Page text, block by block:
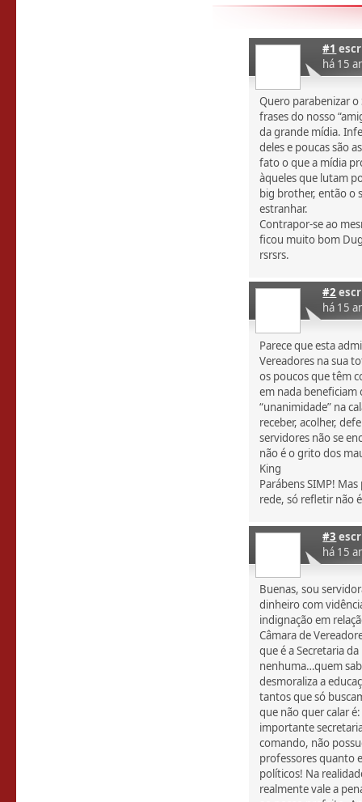
#1
há 15
Quero parabenizar
frases do nosso
da grande mídia.
deles e poucas são
fato o que a mídia
àqueles que lutam
big brother, então o
estranhar.
Contrapor-se ao
ficou muito bom
rsrsrs.
#2
há 15
Parece que esta
Vereadores na sua
os poucos que têm
em nada beneficiam
“unanimidade” na
receber, acolher,
servidores não se
não é o grito dos
King
Parábens SIMP!
rede, só refletir não
#3
há 15
Buenas, sou
dinheiro com
indignação em
Câmara de
que é a Secretaria
nenhuma…quem
desmoraliza a
tantos que só
que não quer calar
importante
comando, não
professores quanto
políticos! Na
realmente vale a